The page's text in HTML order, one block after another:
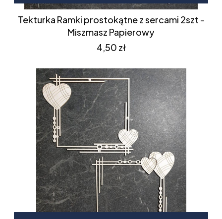
Tekturka Ramki prostokątne z sercami 2szt -
Miszmasz Papierowy
Cena
4,50 zł